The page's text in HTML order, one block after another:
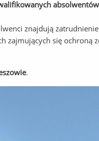
absolwentów
znajdują
zajmujących się ochroną
.